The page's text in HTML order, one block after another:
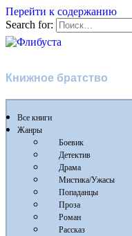
Перейти к содержанию
Search for:
Книжное братство
Все книги
Жанры
Боевик
Детектив
Драма
Мистика/Ужасы
Попаданцы
Проза
Роман
Рассказ